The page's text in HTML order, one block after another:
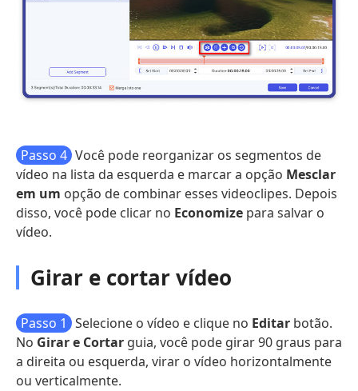
Passo 4 Você pode reorganizar os segmentos de
vídeo na lista da esquerda e marcar a opção Mesclar
em um opção de combinar esses videoclipes. Depois
disso, você pode clicar no Economize para salvar o
vídeo.
Girar e cortar vídeo
Passo 1 Selecione o vídeo e clique no Editar botão.
No Girar e Cortar guia, você pode girar 90 graus para
a direita ou esquerda, virar o vídeo horizontalmente
ou verticalmente.